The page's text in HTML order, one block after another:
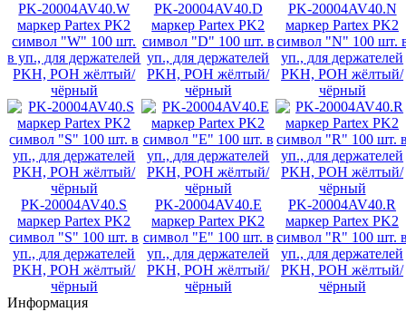
PK-20004AV40.W
маркер Partex PK2
символ "W" 100 шт.
в уп., для держателей
PKH, POH жёлтый/
чёрный
PK-20004AV40.D
маркер Partex PK2
символ "D" 100 шт. в
уп., для держателей
PKH, POH жёлтый/
чёрный
PK-20004AV40.N
маркер Partex PK2
символ "N" 100 шт.
уп., для держателей
PKH, POH жёлтый/
чёрный
PK-20004AV40.S
маркер Partex PK2
символ "S" 100 шт. в
уп., для держателей
PKH, POH жёлтый/
чёрный
PK-20004AV40.E
маркер Partex PK2
символ "E" 100 шт. в
уп., для держателей
PKH, POH жёлтый/
чёрный
PK-20004AV40.R
маркер Partex PK2
символ "R" 100 шт.
уп., для держателей
PKH, POH жёлтый/
чёрный
Информация